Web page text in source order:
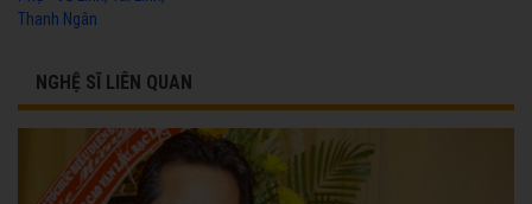
Thanh Ngân
NGHỆ SĨ LIÊN QUAN